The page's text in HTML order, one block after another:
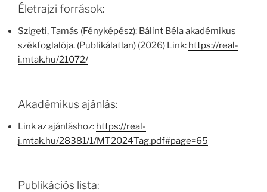
Életrajzi források:
Szigeti, Tamás (Fényképész): Bálint Béla akadémikus
székfoglalója. (Publikálatlan) (2026) Link: https://real-
i.mtak.hu/21072/
Akadémikus ajánlás:
Link az ajánláshoz: https://real-
j.mtak.hu/28381/1/MT2024Tag.pdf#page=65
Publikációs lista: